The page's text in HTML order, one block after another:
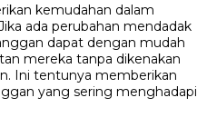
kemudahan dalam
ada perubahan mendadak
dapat dengan mudah
mereka tanpa dikenakan
Ini tentunya memberikan
yang sering menghadapi